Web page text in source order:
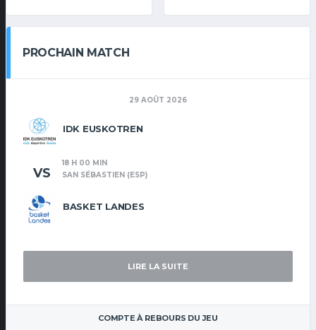
PROCHAIN MATCH
29 AOÛT 2026
IDK EUSKOTREN
BASKET LANDES
VS
18 H 00 MIN
SAN SÉBASTIEN (ESP)
LIRE LA SUITE
COMPTE À REBOURS DU JEU